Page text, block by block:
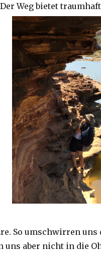
Weg bietet tra
So umschwirren uns
uns aber nicht in die